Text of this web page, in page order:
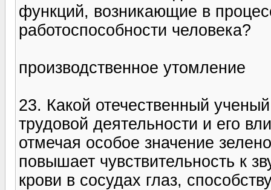
функций, возникающие в
работоспособности человека?
производственное утомление
23. Какой отечественный
трудовой деятельности и его
отмечая особое значение
повышает чувствительность к
крови в сосудах глаз,